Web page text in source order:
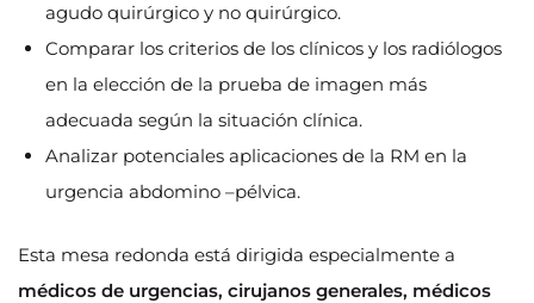
agudo quirúrgico y no quirúrgico.
Comparar los criterios de los clínicos y los radiólogos
en la elección de la prueba de imagen más
adecuada según la situación clínica.
Analizar potenciales aplicaciones de la RM en la
urgencia abdomino –pélvica.
Esta mesa redonda está dirigida especialmente a
médicos de urgencias, cirujanos generales, médicos